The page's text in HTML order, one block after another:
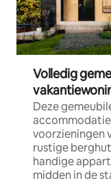
Volledig
Deze
voorzieningen
rustige
handige
midden in de